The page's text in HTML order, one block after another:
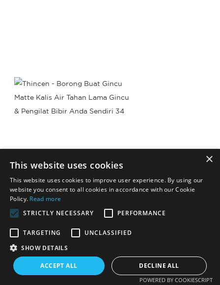
×
This website uses cookies
This website uses cookies to improve user experience. By using our
website you consent to all cookies in accordance with our Cookie
Policy. Read more
STRICTLY NECESSARY
PERFORMANCE
TARGETING
UNCLASSIFIED
SHOW DETAILS
ACCEPT ALL DECLINE ALL
POWERED BY COOKIESCRIPT